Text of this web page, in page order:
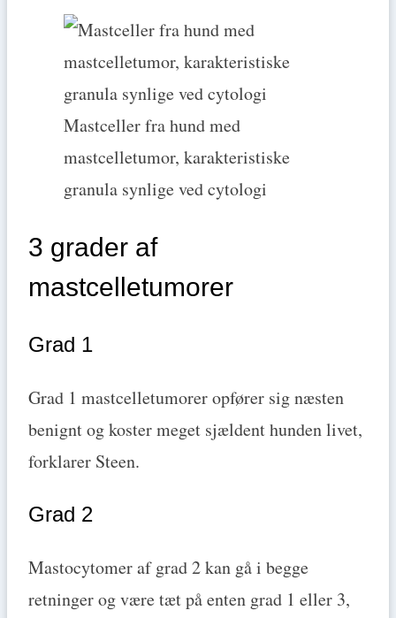
Mastceller fra hund med
mastcelletumor, karakteristiske
granula synlige ved cytologi
3 grader af
mastcelletumorer
Grad 1
Grad 1 mastcelletumorer opfører sig næsten
benignt og koster meget sjældent hunden livet,
forklarer Steen.
Grad 2
Mastocytomer af grad 2 kan gå i begge
retninger og være tæt på enten grad 1 eller 3,